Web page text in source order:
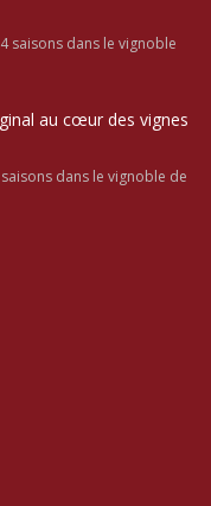
saisons dans le vignoble
au cœur des vignes
dans le vignoble de